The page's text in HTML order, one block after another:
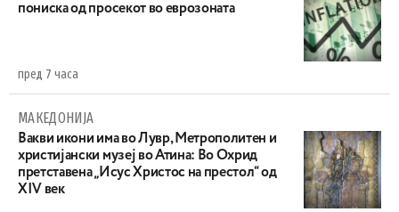
пониска од просекот во еврозоната
пред 7 часа
МАКЕДОНИЈА
Вакви икони има во Лувр, Метрополитен и
христијански музеј во Атина: Во Охрид
претставена „Исус Христос на престол“ од
XIV век